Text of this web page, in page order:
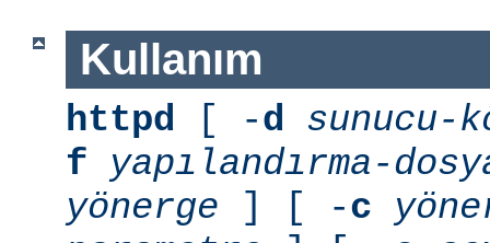
Kullanım
httpd [ -d
f
yapılandırma-
yönerge ] [ -c